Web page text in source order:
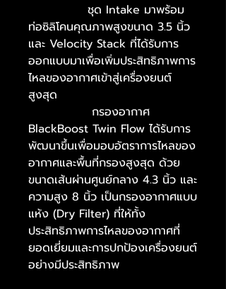
ชุด Intake มาพร้อม
ท่อซิลิโคนคุณภาพสูงขนาด 3.5 นิ้ว
และ Velocity Stack ที่ได้รับการ
ออกแบบมาเพื่อเพิ่มประสิทธิภาพการ
ไหลของอากาศเข้าสู่เครื่องยนต์
สูงสุด
กรองอากาศ
BlackBoost Twin Flow ได้รับการ
พัฒนาขึ้นเพื่อมอบอัตราการไหลของ
อากาศและพื้นที่กรองสูงสุด ด้วย
ขนาดเส้นผ่านศูนย์กลาง 4.3 นิ้ว และ
ความสูง 8 นิ้ว เป็นกรองอากาศแบบ
แห้ง (Dry Filter) ที่ให้ทั้ง
ประสิทธิภาพการไหลของอากาศที่
ยอดเยี่ยมและการปกป้องเครื่องยนต์
อย่างมีประสิทธิภาพ